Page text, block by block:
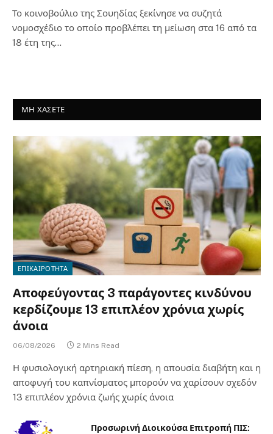
Το κοινοβούλιο της Σουηδίας ξεκίνησε να συζητά
νομοσχέδιο το οποίο προβλέπει τη μείωση στα 16 από τα
18 έτη της…
ΜΗ ΧΑΣΕΤΕ
ΕΠΙΚΑΙΡΟΤΗΤΑ
Αποφεύγοντας 3 παράγοντες κινδύνου
κερδίζουμε 13 επιπλέον χρόνια χωρίς
άνοια
06/08/2026 2 Mins Read
Η φυσιολογική αρτηριακή πίεση, η απουσία διαβήτη και η
αποφυγή του καπνίσματος μπορούν να χαρίσουν σχεδόν
13 επιπλέον χρόνια ζωής χωρίς άνοια
Προσωρινή Διοικούσα Επιτροπή ΠΙΣ: